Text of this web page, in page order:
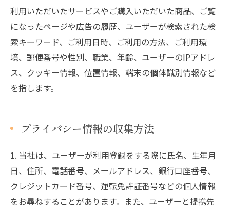
利用いただいたサービスやご購入いただいた商品、ご覧
になったページや広告の履歴、ユーザーが検索された検
索キーワード、ご利用日時、ご利用の方法、ご利用環
境、郵便番号や性別、職業、年齢、ユーザーのIPアドレ
ス、クッキー情報、位置情報、端末の個体識別情報など
を指します。
プライバシー情報の収集方法
1. 当社は、ユーザーが利用登録をする際に氏名、生年月
日、住所、電話番号、メールアドレス、銀行口座番号、
クレジットカード番号、運転免許証番号などの個人情報
をお尋ねすることがあります。また、ユーザーと提携先